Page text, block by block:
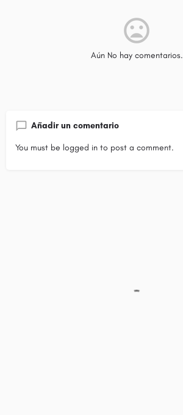
Aún No hay comentarios.
Añadir un comentario
You must be logged in to post a comment.